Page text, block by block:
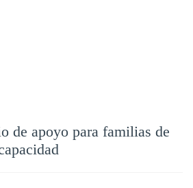
de apoyo para familias de